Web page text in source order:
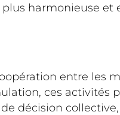
harmonieuse et
entre les
ces
décision